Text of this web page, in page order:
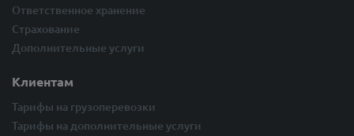
Ответственное хранение
Страхование
Дополнительные услуги
Клиентам
Тарифы на грузоперевозки
Тарифы на дополнительные услуги